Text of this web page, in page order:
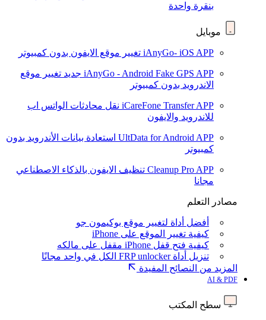
بنقرة واحدة
موبايل
iAnyGo- iOS APP تغيير موقع الايفون بدون كمبيوتر
iAnyGo - Android Fake GPS APP جديد تغيير موقع
الاندرويد بدون كمبيوتر
iCareFone Transfer APP نقل محادثات الواتس اب
للاندرويد والايفون
UltData for Android APP استعادة بيانات الأندرويد بدون
كمبيوتر
Cleanup Pro APP تنظيف الايفون بالذكاء الاصطناعي
مجانا
مصادر التعلم
أفضل أداة لتغيير موقع بوكيمون جو
كيفية تغيير الموقع على iPhone
كيفية فتح قفل iPhone مقفل على مالكه
تنزيل أداة FRP unlocker الكل في واحد مجانًا
المزيد من النصائح المفيدة
AI & PDF
سطح المكتب